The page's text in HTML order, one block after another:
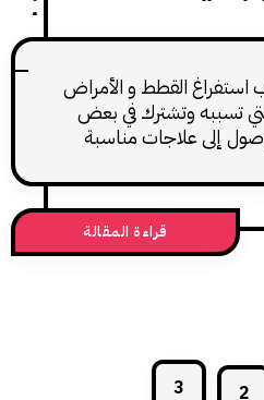
و الأمراض
في بعض
مناسبة
قراءة المقالة